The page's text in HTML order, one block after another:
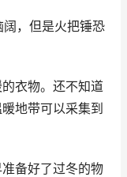
，但是火把锤恐
衣物。还不知道
地带可以采集到
备好了过冬的物